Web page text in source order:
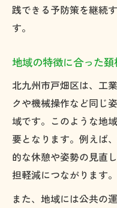
践できる予防策を継続
す。
地域の特徴に合った
北九州市戸畑区は、工
クや機械操作など同じ
域です。このような地
要となります。例えば
的な休憩や姿勢の見直
担軽減につながります。
また、地域には公共の